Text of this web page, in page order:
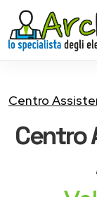
Centro
Centro